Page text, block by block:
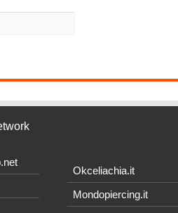
Okceliachia.it
Mondopiercing.it